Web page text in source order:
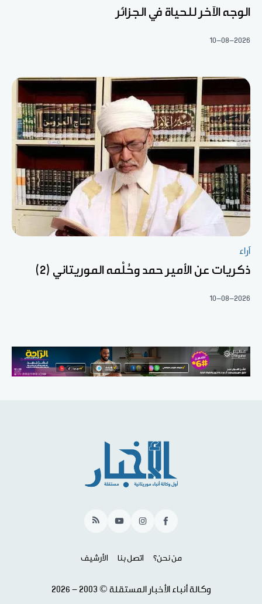
الوجه الآخر للحياة في الجزائر
10-08-2026
آراء
ذكريات عن الأمير حمد وحُلْمه الموريتاني (2)
10-08-2026
Facebook
Instagram
YouTube
RSS
من نحن؟ اتصل بنا الأرشيف
وكالة أنباء الأخبار المستقلة © 2003 - 2026